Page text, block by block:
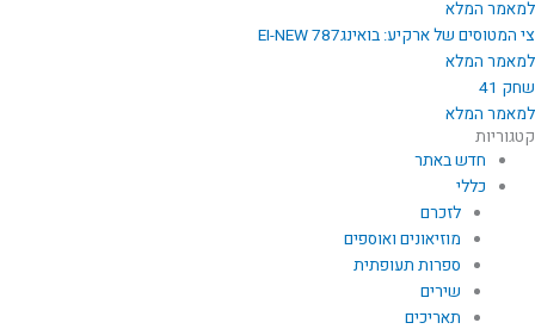
למאמר המלא
צי המטוסים של ארקיע: בואינג787 EI-NEW
למאמר המלא
שחק 41
למאמר המלא
קטגוריות
חדש באתר
כללי
לזכרם
מוזיאונים ואוספים
ספרות תעופתית
שירים
תאריכים